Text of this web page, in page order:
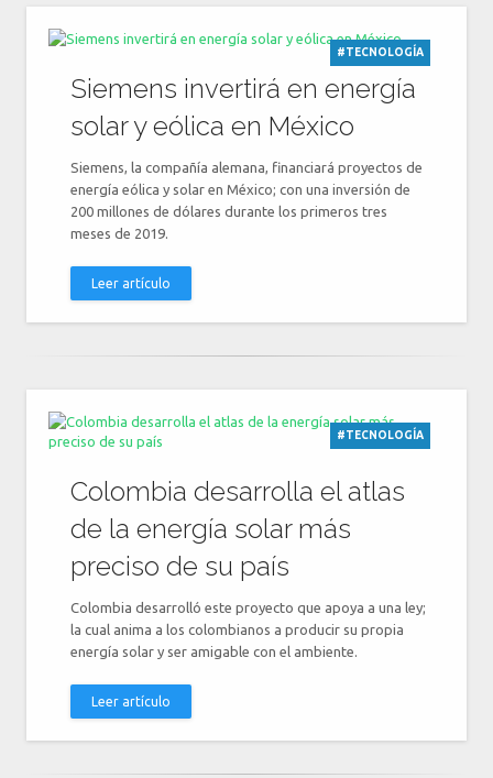
#TECNOLOGÍA
Siemens invertirá en energía
solar y eólica en México
Siemens, la compañía alemana, financiará proyectos de
energía eólica y solar en México; con una inversión de
200 millones de dólares durante los primeros tres
meses de 2019.
Leer artículo
#TECNOLOGÍA
Colombia desarrolla el atlas
de la energía solar más
preciso de su país
Colombia desarrolló este proyecto que apoya a una ley;
la cual anima a los colombianos a producir su propia
energía solar y ser amigable con el ambiente.
Leer artículo